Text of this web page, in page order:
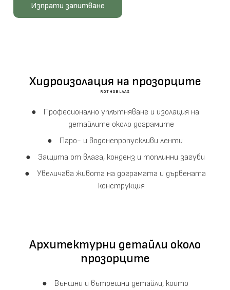
Изпрати запитване
Хидроизолация на прозорците
ROTHOBLAAS
Професионално уплътняване и изолация на
детайлите около дограмите
Паро- и водонепропускливи ленти
Защита от влага, конденз и топлинни загуби
Увеличава живота на дограмата и дървената
конструкция
Архитектурни детайли около
прозорците
Външни и вътрешни детайли, които